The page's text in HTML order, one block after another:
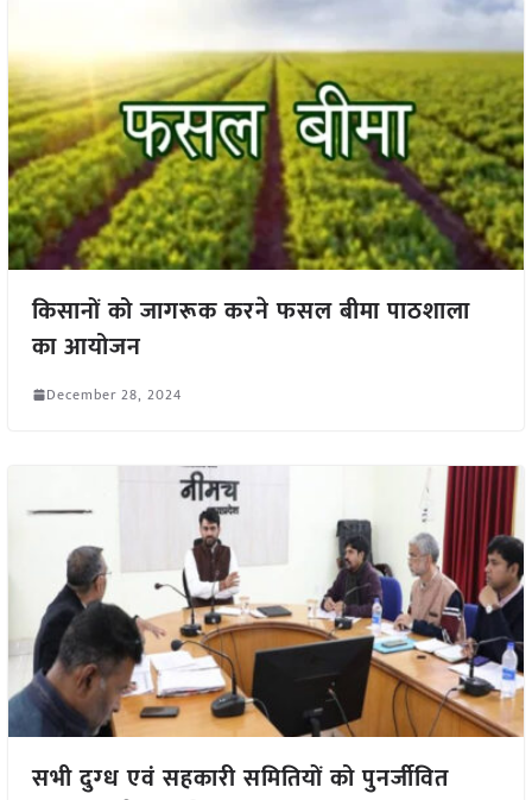
किसानों को जागरूक करने फसल बीमा पाठशाला
का आयोजन
December 28, 2024
सभी दुग्‍ध एवं सहकारी समितियों को पुनर्जीवित